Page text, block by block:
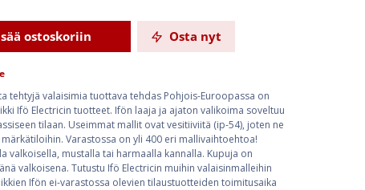
ostoskoriin Osta nyt
tehtyjä valaisimia tuottava tehdas Pohjois-Euroopassa on
Ifö Electricin tuotteet. Ifön laaja ja ajaton valikoima soveltuu
tilaan. Useimmat mallit ovat vesitiiviitä (ip-54), joten ne
Varastossa on yli 400 eri mallivaihtoehtoa!
valkoisella, mustalla tai harmaalla kannalla. Kupuja on
valkoisena. Tutustu Ifö Electricin muihin valaisinmalleihin
Ifön ei-varastossa olevien tilaustuotteiden toimitusaika